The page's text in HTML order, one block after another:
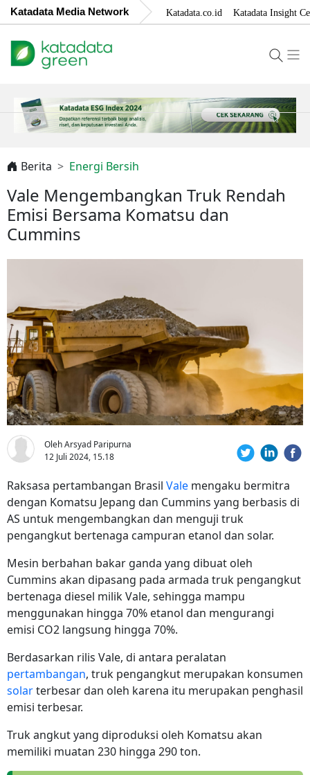
Katadata Media Network Katadata.co.id Katadata Insight
Berita Energi Bersih
Vale Mengembangkan Truk Rendah
Emisi Bersama Komatsu dan
Cummins
Oleh Arsyad Paripurna
12 Juli 2024, 15.18
Raksasa pertambangan Brasil Vale mengaku bermitra
dengan Komatsu Jepang dan Cummins yang berbasis di
AS untuk mengembangkan dan menguji truk
pengangkut bertenaga campuran etanol dan solar.
Mesin berbahan bakar ganda yang dibuat oleh
Cummins akan dipasang pada armada truk pengangkut
bertenaga diesel milik Vale, sehingga mampu
menggunakan hingga 70% etanol dan mengurangi
emisi CO2 langsung hingga 70%.
Berdasarkan rilis Vale, di antara peralatan
pertambangan, truk pengangkut merupakan konsumen
solarterbesar dan oleh karena itu merupakan penghasil
emisi terbesar.
Truk angkut yang diproduksi oleh Komatsu akan
memiliki muatan 230 hingga 290 ton.